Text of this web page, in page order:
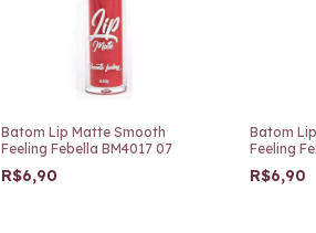
Batom Lip Matte Smooth
Feeling Febella BM4017 07
R$6,90
Batom
Feeling
R$6,90